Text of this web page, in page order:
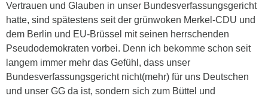
Vertrauen und Glauben in unser Bundesverfassungsgericht
hatte, sind spätestens seit der grünwoken Merkel-CDU und
dem Berlin und EU-Brüssel mit seinen herrschenden
Pseudodemokraten vorbei. Denn ich bekomme schon seit
langem immer mehr das Gefühl, dass unser
Bundesverfassungsgericht nicht(mehr) für uns Deutschen
und unser GG da ist, sondern sich zum Büttel und